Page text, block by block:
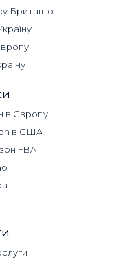
Британію
в Європу
в США
FBA